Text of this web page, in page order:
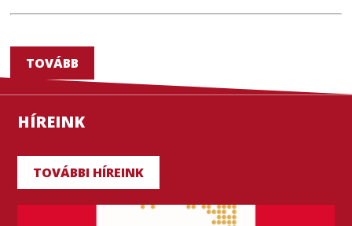
TOVÁBB
HÍREINK
TOVÁBBI HÍREINK